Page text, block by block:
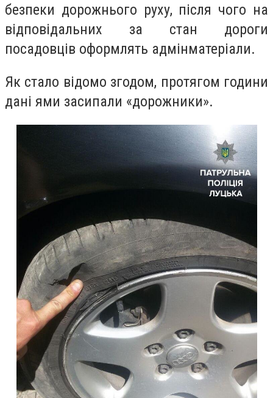
безпеки дорожнього руху, після чого на
відповідальних за стан дороги
посадовців оформлять адмінматеріали.
Як стало відомо згодом, протягом години
дані ями засипали «дорожники».